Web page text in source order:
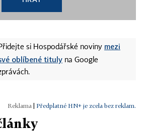
si Hospodářské noviny mezi
oblíbené tituly na Google
Předplatné HN+ je zcela bez reklam.